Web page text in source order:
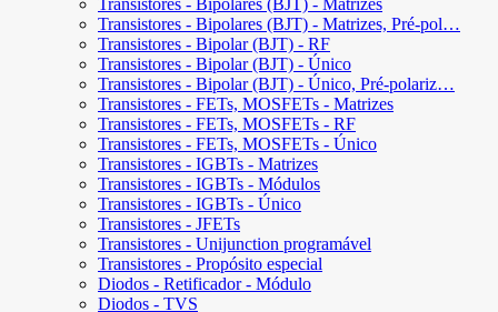
Transistores - Bipolares (BJT) - Matrizes
Transistores - Bipolares (BJT) - Matrizes, Pré-pol…
Transistores - Bipolar (BJT) - RF
Transistores - Bipolar (BJT) - Único
Transistores - Bipolar (BJT) - Único, Pré-polariz…
Transistores - FETs, MOSFETs - Matrizes
Transistores - FETs, MOSFETs - RF
Transistores - FETs, MOSFETs - Único
Transistores - IGBTs - Matrizes
Transistores - IGBTs - Módulos
Transistores - IGBTs - Único
Transistores - JFETs
Transistores - Unijunction programável
Transistores - Propósito especial
Diodos - Retificador - Módulo
Diodos - TVS